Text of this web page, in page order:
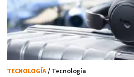
TECNOLOGÍA/ Tecnología